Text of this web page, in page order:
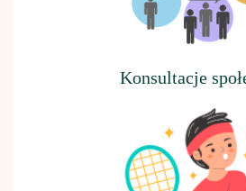
Konsultacje